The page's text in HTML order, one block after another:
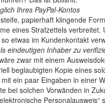
Ihres PayPal-Kontos
papierhaft klingende
eines Strafzettels verbreitet.
etwas im Kundenkontakt
eindeutigen Inhaber zu
zwar mit einem
beglaubigten Kopie eines
mit ein paar Eingaben in einer
bei solchen Vorwänden in
Personalausweis“